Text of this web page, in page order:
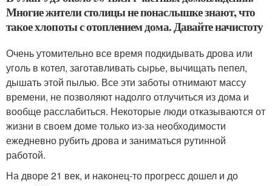
Многие жители столицы не понаслышке знают, что
такое хлопоты с отоплением дома. Давайте начистоту
Очень утомительно все время подкидывать дрова или
уголь в котел, заготавливать сырье, вычищать пепел,
дышать этой пылью. Все эти заботы отнимают массу
времени, не позволяют надолго отлучиться из дома и
вообще расслабиться. Некоторые люди отказываются от
жизни в своем доме только из-за необходимости
ежедневно рубить дрова и заниматься рутинной
работой.
На дворе 21 век, и наконец-то прогресс дошел и до